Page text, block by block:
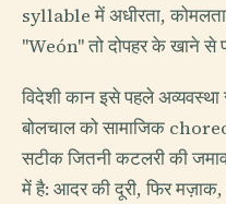
syllable में अधीरता,
"Weón" तो दोपहर के खाने से
विदेशी कान इसे पहले
बोलचाल को सामाजिक
सटीक जितनी कटलरी की
में है: आदर की दूरी, फिर